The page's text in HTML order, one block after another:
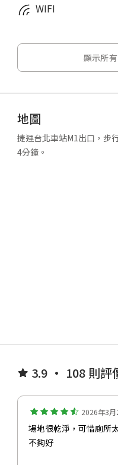
WIFI
顯示所
地圖
捷運台北車站M1出口，步
4分鐘。
3.9 • 108 則評
2026年3月
場地很乾淨，可惜廁所
不夠好